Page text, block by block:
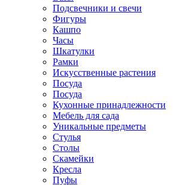
Подсвечники и свечи
Фигуры
Кашпо
Часы
Шкатулки
Рамки
Искусственные растения
Посуда
Посуда
Кухонные принадлежности
Мебель для сада
Уникальные предметы
Стулья
Столы
Скамейки
Кресла
Пуфы